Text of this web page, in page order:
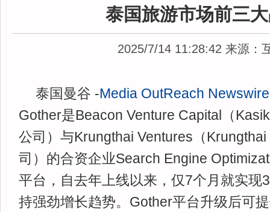
泰国旅游市场前三
2025/7/14 11:28:42 来源：
泰国曼谷 -Media OutReach Newswire
Gother是Beacon Venture Capital（
公司）与Krungthai Ventures（
司）的合资企业Search Engine
平台，自去年上线以来，仅7个月就实现
持强劲增长趋势。Gother平台升级后可